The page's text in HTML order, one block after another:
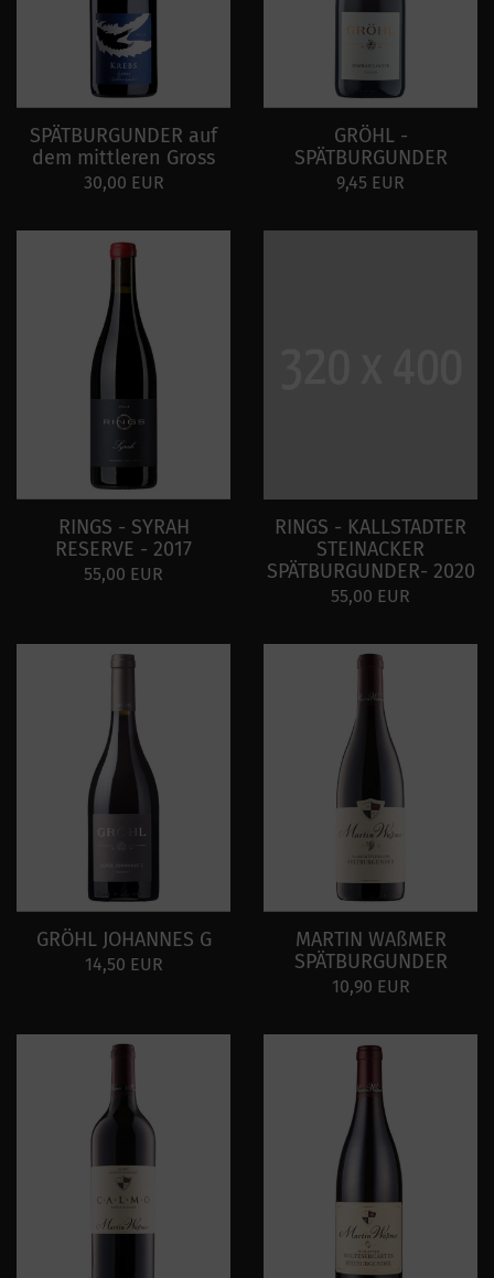
SPÄTBURGUNDER auf
dem mittleren Gross
30,00 EUR
GRÖHL -
SPÄTBURGUNDER
9,45 EUR
RINGS - SYRAH
RESERVE - 2017
55,00 EUR
RINGS - KALLSTADTER
STEINACKER
SPÄTBURGUNDER- 2020
55,00 EUR
GRÖHL JOHANNES G
14,50 EUR
MARTIN WAßMER
SPÄTBURGUNDER
10,90 EUR